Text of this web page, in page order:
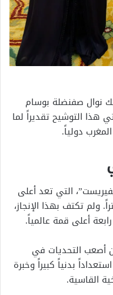
نوال صفنضلة بوسام
هذا التوشيح تقديراً لما
دولياً.
التي تعد أعلى
العالم بارتفاع يفوق 8848 متراً. ولم تكتف بهذا الإنجاز،
أعلى قمة عالمياً.
أصعب التحديات في
بدنياً كبيراً وخبرة
القاسية.